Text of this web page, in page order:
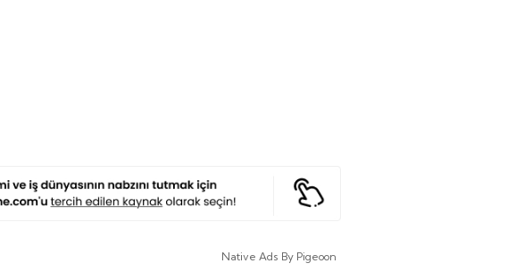
Native Ads By Pigeoon